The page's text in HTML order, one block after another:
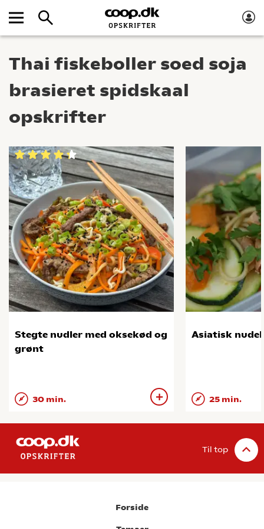
Thai fiskeboller soed soja
brasieret spidskaal
opskrifter
Stegte nudler med oksekød og
grønt
30 min.
Asiatisk
25 min.
Til top
Forside